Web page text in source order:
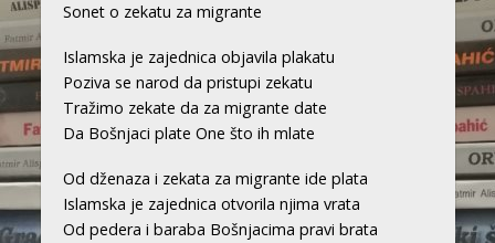
Sonet o zekatu za migrante
Islamska je zajednica objavila plakatu
Poziva se narod da pristupi zekatu
Tražimo zekate da za migrante date
Da Bošnjaci plate One što ih mlate
Od dženaza i zekata za migrante ide plata
Islamska je zajednica otvorila njima vrata
Od pedera i baraba Bošnjacima pravi brata